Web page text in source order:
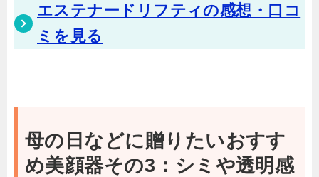
エステナードリフティの感想・口コ
ミを見る
母の日などに贈りたいおすす
め美顔器その3：シミや透明感